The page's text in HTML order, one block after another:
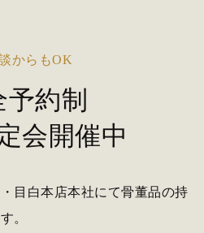
からもOK
予約制
会開催中
目白本店本社にて骨董品の持
。